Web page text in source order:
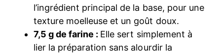
l’ingrédient principal de la base, pour une
texture moelleuse et un goût doux.
7,5 g de farine : Elle sert simplement à
lier la préparation sans alourdir la